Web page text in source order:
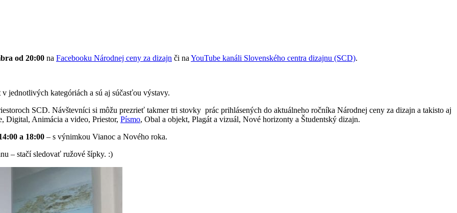
od 20:00 na Facebooku Národnej ceny za dizajn či naYouTube kanáli Slovenského centra dizajnu (SCD).
jednotlivých kategóriách a sú aj súčasťou výstavy.
SCD. Návštevníci si môžu prezrieť takmer tri stovky prác prihlásených do aktuálneho ročníka Národnej ceny za dizajn a takisto aj
Digital, Animácia a video, Priestor, Písmo, Obal a objekt, Plagát a vizuál, Nové horizonty a Študentský dizajn.
a 18:00 – s výnimkou Vianoc a Nového roka.
– stačí sledovať ružové šípky. :)